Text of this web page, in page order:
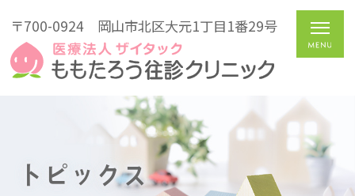
〒700-0924 岡山市北区大元1丁目1番29号
トピックス